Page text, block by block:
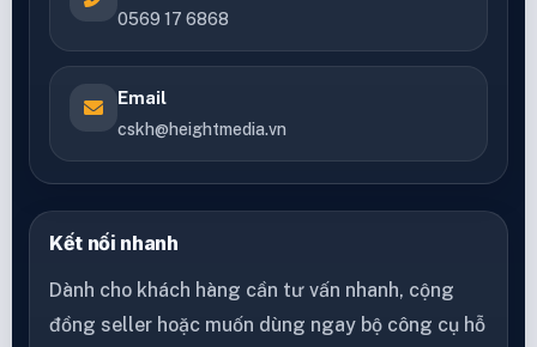
0569 17 6868
Email
cskh@heightmedia.vn
Kết nối nhanh
Dành cho khách hàng cần tư vấn nhanh, cộng
đồng seller hoặc muốn dùng ngay bộ công cụ hỗ